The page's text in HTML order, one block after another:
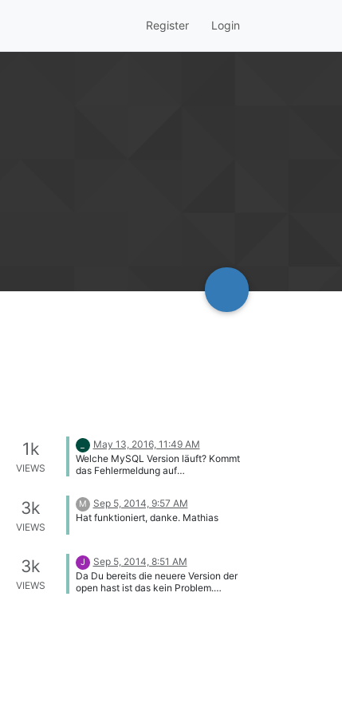
Register Login
1k
VIEWS
May 13, 2016, 11:49 AM
Welche MySQL Version läuft? Kommt
das Fehlermeldung auf
gegangen. Vielleicht könntest du ein
wenig mehr Information liefern.
3k
VIEWS
M
Sep 5, 2014, 9:57 AM
Hat funktioniert, danke. Mathias
3k
VIEWS
J
Sep 5, 2014, 8:51 AM
Da Du bereits die neuere Version der
open hast ist das kein Problem.